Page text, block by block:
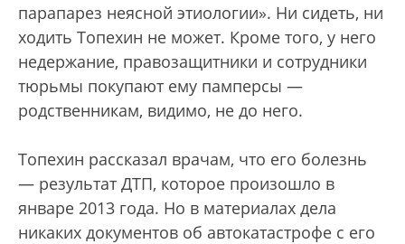
парапарез неясной этиологии». Ни сидеть, ни
ходить Топехин не может. Кроме того, у него
недержание, правозащитники и сотрудники
тюрьмы покупают ему памперсы —
родственникам, видимо, не до него.
Топехин рассказал врачам, что его болезнь
— результат ДТП, которое произошло в
январе 2013 года. Но в материалах дела
никаких документов об автокатастрофе с его